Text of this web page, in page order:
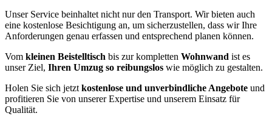
Unser Service beinhaltet nicht nur den Transport. Wir bieten auch
eine kostenlose Besichtigung an, um sicherzustellen, dass wir Ihre
Anforderungen genau erfassen und entsprechend planen können.
Vom kleinen Beistelltisch bis zur kompletten Wohnwand ist es
unser Ziel, Ihren Umzug so reibungslos wie möglich zu gestalten.
Holen Sie sich jetzt kostenlose und unverbindliche Angebote und
profitieren Sie von unserer Expertise und unserem Einsatz für
Qualität.